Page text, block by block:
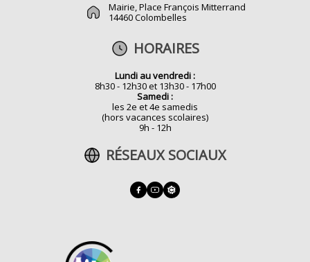
Mairie, Place François Mitterrand
14460 Colombelles
HORAIRES
Lundi au vendredi :
8h30 - 12h30 et 13h30 - 17h00
Samedi :
les 2e et 4e samedis
(hors vacances scolaires)
9h - 12h
RÉSEAUX SOCIAUX